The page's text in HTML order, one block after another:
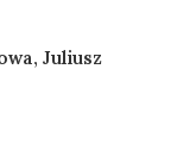
Juliusz